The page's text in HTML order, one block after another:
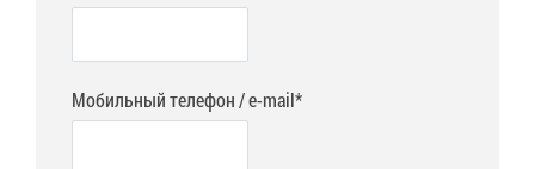
Мобильный телефон / e-mail*